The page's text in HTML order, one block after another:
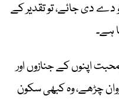
دے دی جائے، تو تقدیر کے
ہے۔
اپنوں کے جنازوں اور
چڑھے، وہ کبھی سکون